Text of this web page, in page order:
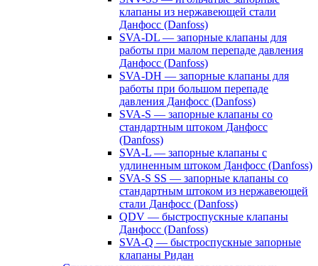
клапаны из нержавеющей стали
Данфосс (Danfoss)
SVA-DL — запорные клапаны для
работы при малом перепаде давления
Данфосс (Danfoss)
SVA-DH — запорные клапаны для
работы при большом перепаде
давления Данфосс (Danfoss)
SVA-S — запорные клапаны со
стандартным штоком Данфосс
(Danfoss)
SVA-L — запорные клапаны с
удлиненным штоком Данфосс (Danfoss)
SVA-S SS — запорные клапаны со
стандартным штоком из нержавеющей
стали Данфосс (Danfoss)
QDV — быстроспускные клапаны
Данфосс (Danfoss)
SVA-Q — быстроспускные запорные
клапаны Ридан